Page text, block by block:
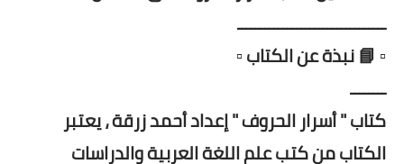
ـــــــــــــــــــــــــــــــــ
▫️ 📘 نبذة عن الكتاب ▫️
ــــــــ
كتاب " أسرار الحروف " إعداد أحمد زرقة ، يعتبر
الكتاب من كتب علم اللغة العربية والدراسات